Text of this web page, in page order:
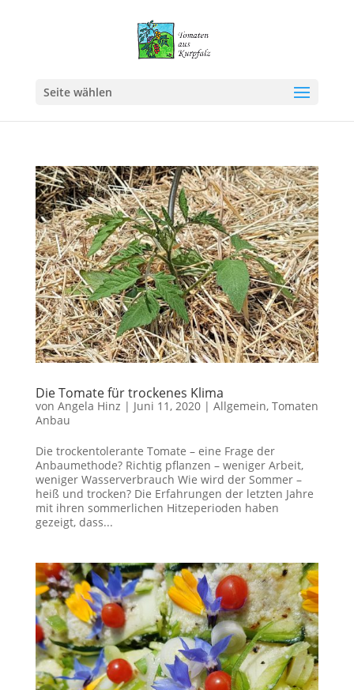
Seite wählen
Die Tomate für trockenes Klima
von Angela Hinz | Juni 11, 2020| Allgemein, Tomaten
Anbau
Die trockentolerante Tomate – eine Frage der
Anbaumethode? Richtig pflanzen – weniger Arbeit,
weniger Wasserverbrauch Wie wird der Sommer –
heiß und trocken? Die Erfahrungen der letzten Jahre
mit ihren sommerlichen Hitzeperioden haben
gezeigt, dass...